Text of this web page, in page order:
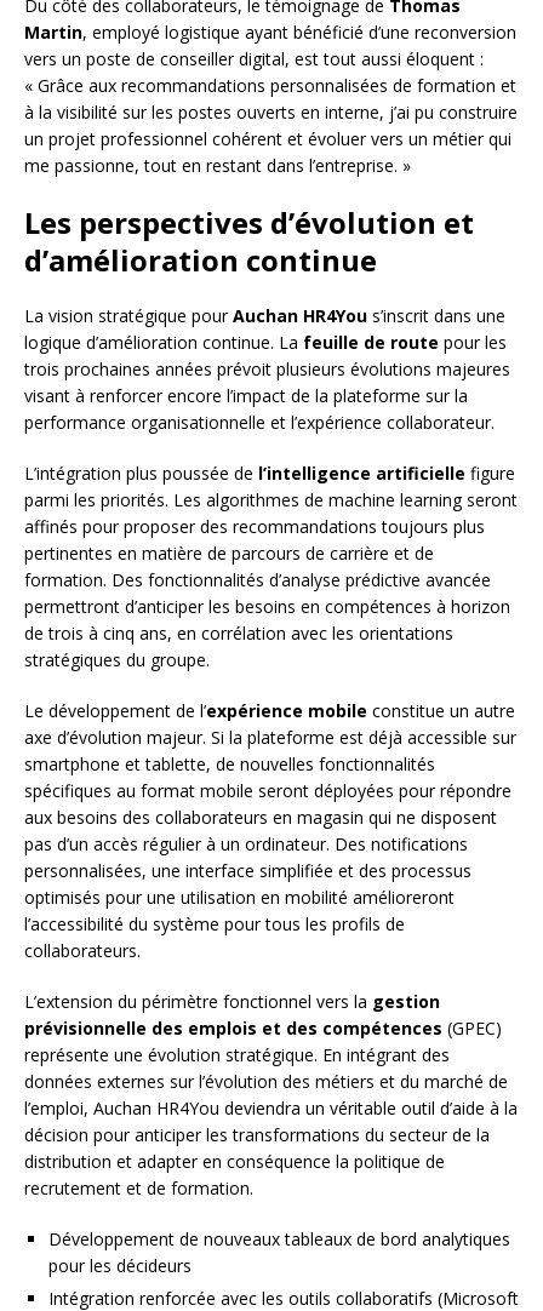
Du côté des collaborateurs, le témoignage de Thomas
Martin, employé logistique ayant bénéficié d’une reconversion
vers un poste de conseiller digital, est tout aussi éloquent :
« Grâce aux recommandations personnalisées de formation et
à la visibilité sur les postes ouverts en interne, j’ai pu construire
un projet professionnel cohérent et évoluer vers un métier qui
me passionne, tout en restant dans l’entreprise. »
Les perspectives d’évolution et
d’amélioration continue
La vision stratégique pourAuchan HR4You s’inscrit dans une
logique d’amélioration continue. La feuille de route pour les
trois prochaines années prévoit plusieurs évolutions majeures
visant à renforcer encore l’impact de la plateforme sur la
performance organisationnelle et l’expérience collaborateur.
L’intégration plus poussée de l’intelligence artificielle figure
parmi les priorités. Les algorithmes de machine learning seront
affinés pour proposer des recommandations toujours plus
pertinentes en matière de parcours de carrière et de
formation. Des fonctionnalités d’analyse prédictive avancée
permettront d’anticiper les besoins en compétences à horizon
de trois à cinq ans, en corrélation avec les orientations
stratégiques du groupe.
Le développement de l’expérience mobile constitue un autre
axe d’évolution majeur. Si la plateforme est déjà accessible sur
smartphone et tablette, de nouvelles fonctionnalités
spécifiques au format mobile seront déployées pour répondre
aux besoins des collaborateurs en magasin qui ne disposent
pas d’un accès régulier à un ordinateur. Des notifications
personnalisées, une interface simplifiée et des processus
optimisés pour une utilisation en mobilité amélioreront
l’accessibilité du système pour tous les profils de
collaborateurs.
L’extension du périmètre fonctionnel vers la gestion
prévisionnelle des emplois et des compétences (GPEC)
représente une évolution stratégique. En intégrant des
données externes sur l’évolution des métiers et du marché de
l’emploi, Auchan HR4You deviendra un véritable outil d’aide à la
décision pour anticiper les transformations du secteur de la
distribution et adapter en conséquence la politique de
recrutement et de formation.
Développement de nouveaux tableaux de bord analytiques
pour les décideurs
Intégration renforcée avec les outils collaboratifs (Microsoft